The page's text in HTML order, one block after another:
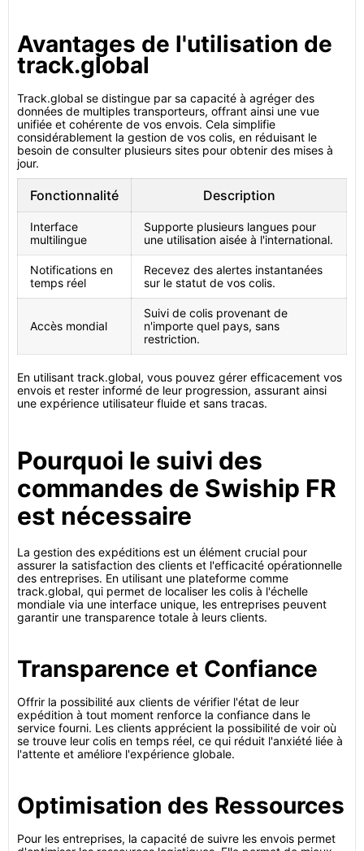
Avantages de l'utilisation de
track.global
Track.global se distingue par sa capacité à agréger des
données de multiples transporteurs, offrant ainsi une vue
unifiée et cohérente de vos envois. Cela simplifie
considérablement la gestion de vos colis, en réduisant le
besoin de consulter plusieurs sites pour obtenir des mises à
jour.
Fonctionnalité Description
Interface
multilingue
Supporte plusieurs langues pour
une utilisation aisée à l'international.
Notifications en
temps réel
Recevez des alertes instantanées
sur le statut de vos colis.
Accès mondial
Suivi de colis provenant de
n'importe quel pays, sans
restriction.
En utilisant track.global, vous pouvez gérer efficacement vos
envois et rester informé de leur progression, assurant ainsi
une expérience utilisateur fluide et sans tracas.
Pourquoi le suivi des
commandes de Swiship FR
est nécessaire
La gestion des expéditions est un élément crucial pour
assurer la satisfaction des clients et l'efficacité opérationnelle
des entreprises. En utilisant une plateforme comme
track.global, qui permet de localiser les colis à l'échelle
mondiale via une interface unique, les entreprises peuvent
garantir une transparence totale à leurs clients.
Transparence et Confiance
Offrir la possibilité aux clients de vérifier l'état de leur
expédition à tout moment renforce la confiance dans le
service fourni. Les clients apprécient la possibilité de voir où
se trouve leur colis en temps réel, ce qui réduit l'anxiété liée à
l'attente et améliore l'expérience globale.
Optimisation des Ressources
Pour les entreprises, la capacité de suivre les envois permet